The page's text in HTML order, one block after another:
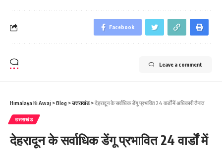
Facebook
Leave a comment
Himalaya Ki Awaj >Blog >उत्तराखंड>देहरादून के सर्वाधिक डेंगू प्रभावित 24 वार्डों में अधिकारी तैनात
उत्तराखंड
देहरादून के सर्वाधिक डेंगू प्रभावित 24 वार्डों में